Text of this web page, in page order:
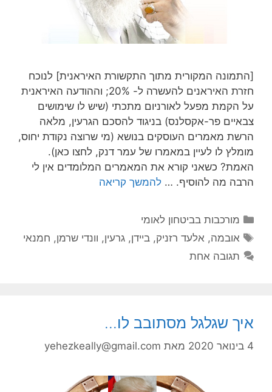
[התמונה המקורית מתוך התקשורת האיראנית] לנוכח
חזרת האיראנים להעשרה ל- 20%; וההודעה האיראנית
על הקמת מפעל לאורניום מתכתי (שיש לו שימושים
צבאיים פר-אקסלנס) בניגוד להסכם הגרעין, מלאה
הרשת מאמרים העוסקים בנושא (מי שרוצה נקודת יחוס,
מומלץ לו לעיין במאמרו של עמר דנק, לחצו כאן).
האמת? כשאני קורא את המאמרים המלומדים אין לי
הרבה מה להוסיף. … להמשך קריאה
קטגוריות
מורכבות בביטחון לאומי
תגיות
אובמה, אלעד רזניק,ביידן,גרעין, וונדי שרמן, חמנאי
תגובה אחת
איך שגלגל מסתובב לו…
4 בינואר 2020 מאת yehezkeally@gmail.com